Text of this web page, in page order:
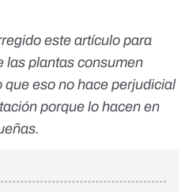
este artículo para
las plantas consumen
eso no hace perjudicial
porque lo hacen en